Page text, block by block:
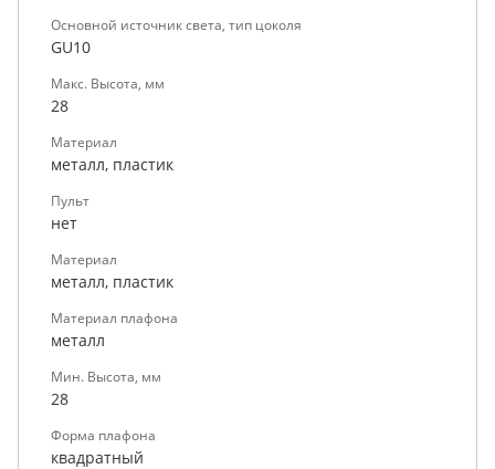
Основной источник света, тип цоколя
GU10
Макс. Высота, мм
28
Материал
металл, пластик
Пульт
нет
Материал
металл, пластик
Материал плафона
металл
Мин. Высота, мм
28
Форма плафона
квадратный